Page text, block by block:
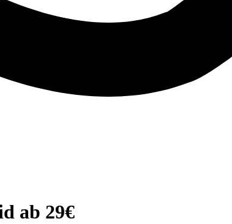
ab 29€